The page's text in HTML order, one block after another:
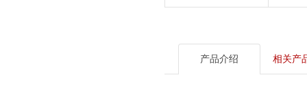
产品介绍 相关产